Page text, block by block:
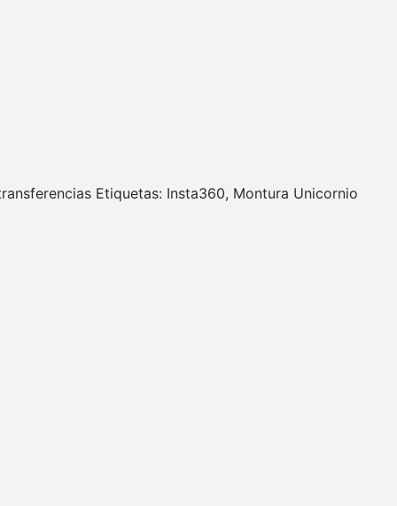
Etiquetas: Insta360, Montura Unicornio